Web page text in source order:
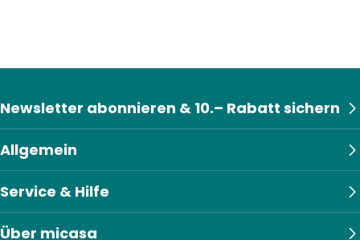
Allgemein
Service & Hilfe
Über micasa
Newsletter abonnieren & 10.– Rabatt sichern